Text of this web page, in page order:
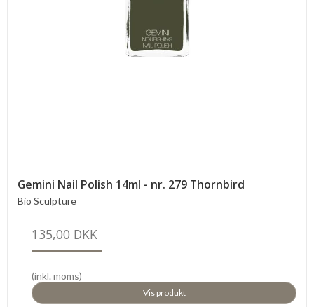
Gemini Nail Polish 14ml - nr. 279 Thornbird
Bio Sculpture
135,00 DKK
(inkl. moms)
Vis produkt